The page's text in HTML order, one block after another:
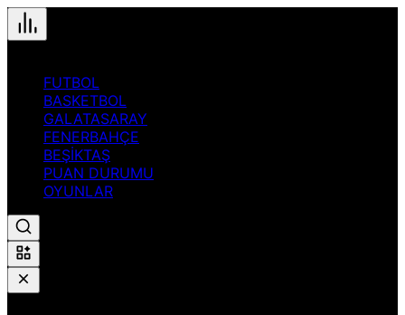
FUTBOL
BASKETBOL
GALATASARAY
FENERBAHÇE
BEŞİKTAŞ
PUAN DURUMU
OYUNLAR